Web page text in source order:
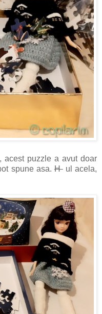
acest puzzle a avut doar
spune asa.Hul acela,